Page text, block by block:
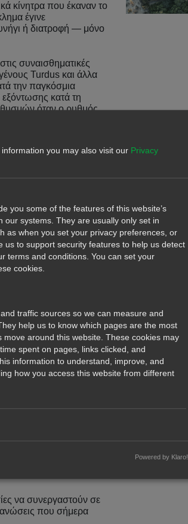
κίνητρα που έκαναν το
έγινε
ή διατροφή — μόνο
συναισθηματικές
Turdus και άλλα
την παγκόσμια
κατά τη
όταν ο ρυθμός
που έφεραν
εφαρμογή της
για την
πολίτες και
κάποιων στοιχείων
κυνηγό. Το ερώτημα
ή, σε κάποιες
προβολής; Είναι η
μορφών
διαχειριστικά ή
δράσης σε
ανθίζει.
μορφή λαθροθηρίας
την άλλη η ευκαιρία η
τις δράσεις
Μαζί αυτά
και παράλληλα να
τα πούμε και αυτά ότι
τις δουλειές τους.
και το κράτος:
δικτύων — με άδειες,
να συνεργαστούν σε
που σήμερα
you may also visit our Privacy
you some of the features of this website’s
our systems. They are usually only set in
as when you set your privacy preferences, or
us to support security features to help us detect
terms and conditions. You can set your
cookies.
traffic sources so we can measure and
help us to know which pages are the most
around this website. These cookies may
spent on pages, links clicked, and
information to understand, improve, and
how you access this website from different
Powered by Klaro!